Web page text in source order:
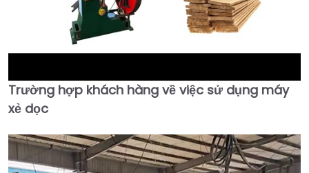
►
Trường hợp khách hàng về việc sử dụng máy
xẻ dọc